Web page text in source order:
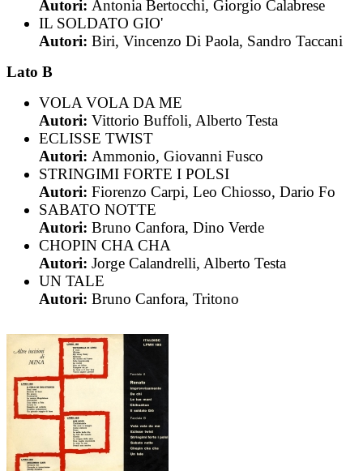
Autori: Antonia Bertocchi, Giorgio Calabrese
IL SOLDATO GIO'
Autori: Biri, Vincenzo Di Paola, Sandro Taccani
Lato B
VOLA VOLA DA ME
Autori: Vittorio Buffoli, Alberto Testa
ECLISSE TWIST
Autori: Ammonio, Giovanni Fusco
STRINGIMI FORTE I POLSI
Autori: Fiorenzo Carpi, Leo Chiosso, Dario Fo
SABATO NOTTE
Autori: Bruno Canfora, Dino Verde
CHOPIN CHA CHA
Autori: Jorge Calandrelli, Alberto Testa
UN TALE
Autori: Bruno Canfora, Tritono